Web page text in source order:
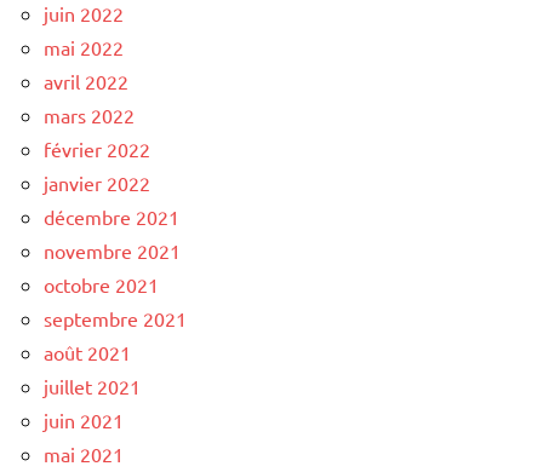
juin 2022
mai 2022
avril 2022
mars 2022
février 2022
janvier 2022
décembre 2021
novembre 2021
octobre 2021
septembre 2021
août 2021
juillet 2021
juin 2021
mai 2021